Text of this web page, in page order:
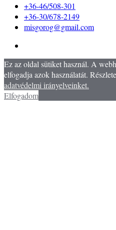
+36-46/508-301
+36-30/678-2149
misgorog@gmail.com
Ez az oldal sütiket használ. A
elfogadja azok használatát.
adatvédelmi irányelveinket.
Elfogadom